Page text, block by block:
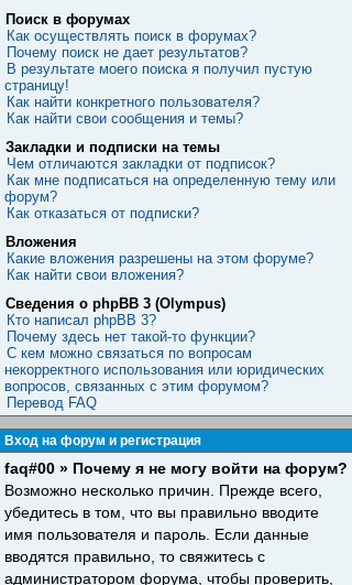
Поиск в форумах
Как осуществлять поиск в форумах?
Почему поиск не дает результатов?
В результате моего поиска я получил пустую
страницу!
Как найти конкретного пользователя?
Как найти свои сообщения и темы?
Закладки и подписки на темы
Чем отличаются закладки от подписок?
Как мне подписаться на определенную тему или
форум?
Как отказаться от подписки?
Вложения
Какие вложения разрешены на этом форуме?
Как найти свои вложения?
Сведения о phpBB 3 (Olympus)
Кто написал phpBB 3?
Почему здесь нет такой-то функции?
С кем можно связаться по вопросам
некорректного использования или юридических
вопросов, связанных с этим форумом?
Перевод FAQ
Вход на форум и регистрация
faq#00 » Почему я не могу войти на форум?
Возможно несколько причин. Прежде всего,
убедитесь в том, что вы правильно вводите
имя пользователя и пароль. Если данные
вводятся правильно, то свяжитесь с
администратором форума, чтобы проверить,